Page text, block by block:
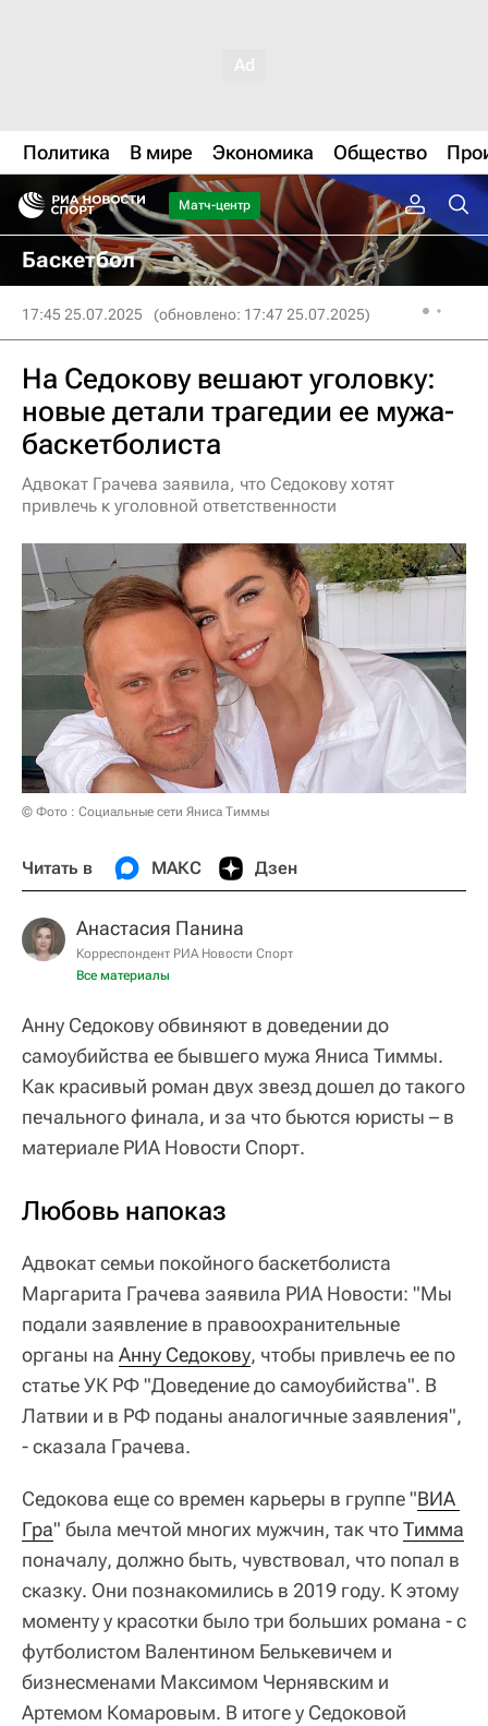
Политика В мире Экономика Общество
Матч-центр
Баскетбол
17:45 25.07.2025 (обновлено: 17:47 25.07.2025)
На Седокову вешают уголовку:
новые детали трагедии ее мужа-
баскетболиста
Адвокат Грачева заявила, что Седокову хотят
привлечь к уголовной ответственности
© Фото : Социальные сети Яниса Тиммы
Читать в МАКС Дзен
Анастасия Панина
Корреспондент РИА Новости Спорт
Все материалы
Анну Седокову обвиняют в доведении до
самоубийства ее бывшего мужа Яниса Тиммы.
Как красивый роман двух звезд дошел до такого
печального финала, и за что бьются юристы – в
материале РИА Новости Спорт.
Любовь напоказ
Адвокат семьи покойного баскетболиста
Маргарита Грачева заявила РИА Новости: "Мы
подали заявление в правоохранительные
органы на Анну Седокову, чтобы привлечь ее по
статье УК РФ "Доведение до самоубийства". В
Латвии и в РФ поданы аналогичные заявления",
- сказала Грачева.
Седокова еще со времен карьеры в группе "ВИА
Гра" была мечтой многих мужчин, так чтоТимма
поначалу, должно быть, чувствовал, что попал в
сказку. Они познакомились в 2019 году. К этому
моменту у красотки было три больших романа - с
футболистом Валентином Белькевичем и
бизнесменами Максимом Чернявским и
Артемом Комаровым. В итоге у Седоковой